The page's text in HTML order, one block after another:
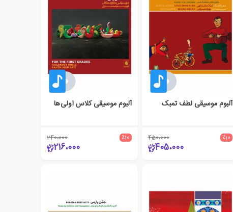
آلبوم موسیقی لطف تمبک
٪10 450،000
405،000
آلبوم موسیقی کلاس اولی ها
٪10 240،000
216،000